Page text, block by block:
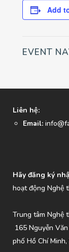
Add
EVENT
Liên hệ:
Email:
Hãy đăng ký
hoạt động Nghệ
Trung tâm Nghệ
165 Nguyễn
phố Hồ Chí Minh,